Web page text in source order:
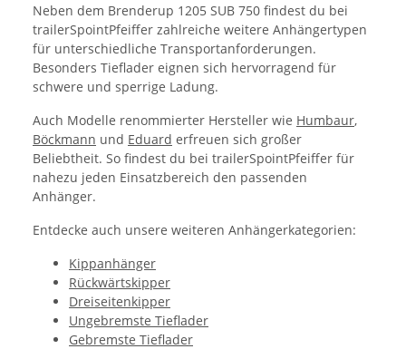
Neben dem Brenderup 1205 SUB 750 findest du bei
trailerSpointPfeiffer zahlreiche weitere Anhängertypen
für unterschiedliche Transportanforderungen.
Besonders Tieflader eignen sich hervorragend für
schwere und sperrige Ladung.
Auch Modelle renommierter Hersteller wie Humbaur,
Böckmann und Eduard erfreuen sich großer
Beliebtheit. So findest du bei trailerSpointPfeiffer für
nahezu jeden Einsatzbereich den passenden
Anhänger.
Entdecke auch unsere weiteren Anhängerkategorien:
Kippanhänger
Rückwärtskipper
Dreiseitenkipper
Ungebremste Tieflader
Gebremste Tieflader